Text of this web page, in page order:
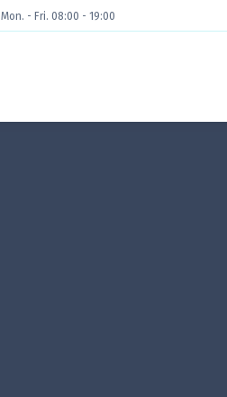
Mon. - Fri. 08:00 - 19:00